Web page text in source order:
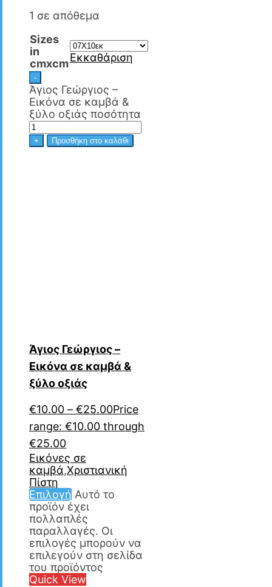
1 σε απόθεμα
Sizes
in
cmxcmΕκκαθάριση
-
Άγιος Γεώργιος –
Εικόνα σε καμβά &
ξύλο οξιάς ποσότητα
+ Προσθήκη στο καλάθι
Άγιος Γεώργιος –
Εικόνα σε καμβά &
ξύλο οξιάς
€10.00 – €25.00Price
range: €10.00 through
€25.00
Εικόνες σε
καμβά,Χριστιανική
Πίστη
Επιλογή Αυτό το
προϊόν έχει
πολλαπλές
παραλλαγές. Οι
επιλογές μπορούν να
επιλεγούν στη σελίδα
του προϊόντος
Quick View